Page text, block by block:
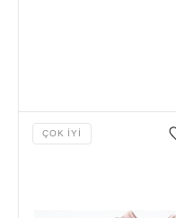
ÇOK İYI